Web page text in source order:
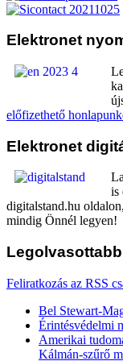
Elektronet
előfizethető
Elektronet
is
digitalstand.hu
mindig Önnél legyen!
Legolvasottabb
Feliratkozás az RSS
Bel Stewart-
Érintésvédelmi
Amerikai
Kálmán-szűrő